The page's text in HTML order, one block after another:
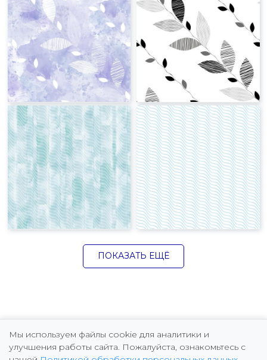
ПОКАЗАТЬ ЕЩЁ
Мы используем файлы cookie для аналитики и
улучшения работы сайта. Пожалуйста, ознакомьтесь с